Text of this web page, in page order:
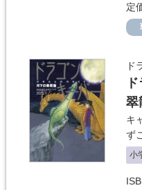
定
ド
翠
キ
ずこ
小